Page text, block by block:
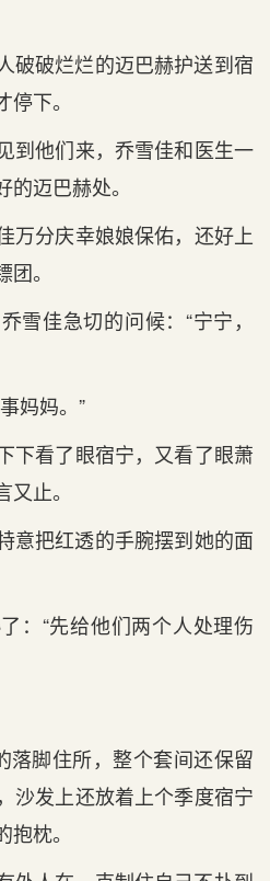
破破烂烂的迈巴赫护送到‌宿
下。
到‌他们来，乔雪佳和‌医生一
迈巴赫处。
万分庆幸娘娘保佑，还好上
。
雪佳急切的问候：“宁宁，
妈妈。”
下看了眼宿宁，又看了眼萧
止。
意把红透的手腕摆到‌她的面
：“先给他们两个人处理伤
落脚住所，整个套间还保留
沙发上还放着上个季度宿宁
枕。